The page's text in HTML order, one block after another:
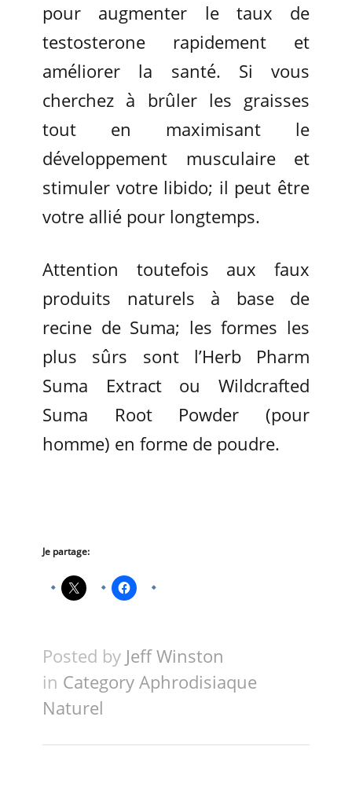
pour augmenter le taux de
testosterone rapidement et
améliorer la santé. Si vous
cherchez à brûler les graisses
tout en maximisant le
développement musculaire et
stimuler votre libido; il peut être
votre allié pour longtemps.
Attention toutefois aux faux
produits naturels à base de
recine de Suma; les formes les
plus sûrs sont l’Herb Pharm
Suma Extract ou Wildcrafted
Suma Root Powder (pour
homme) en forme de poudre.
Je partage:
Posted by Jeff Winston
in Category Aphrodisiaque
Naturel